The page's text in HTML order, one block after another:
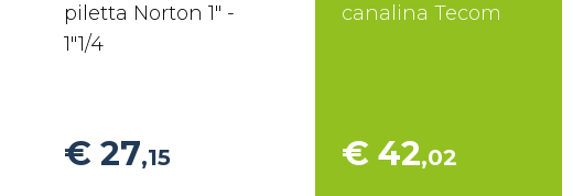
piletta Norton 1" -
1"1/4
€ 27,15
canalina Tecom
€ 42,02